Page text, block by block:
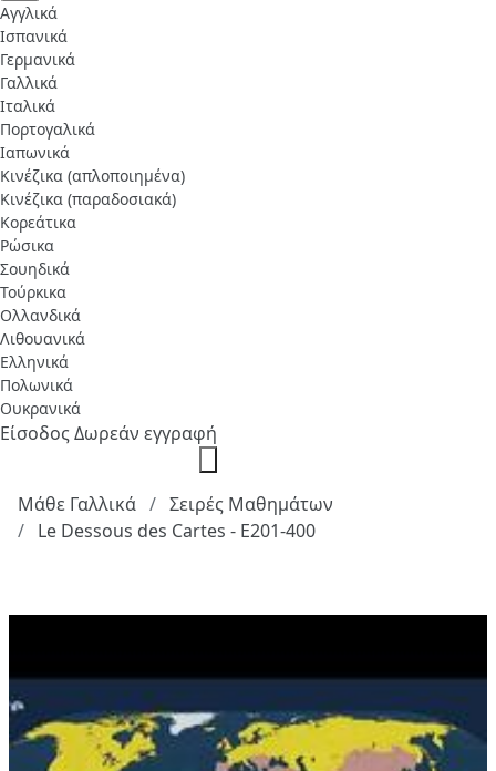
Αγγλικά
Ισπανικά
Γερμανικά
Γαλλικά
Ιταλικά
Πορτογαλικά
Ιαπωνικά
Κινέζικα (απλοποιημένα)
Κινέζικα (παραδοσιακά)
Κορεάτικα
Ρώσικα
Σουηδικά
Τούρκικα
Ολλανδικά
Λιθουανικά
Ελληνικά
Πολωνικά
Ουκρανικά
ΕίσοδοςΔωρεάν εγγραφή
Μάθε Γαλλικά
Σειρές Μαθημάτων
Le Dessous des Cartes - E201-400